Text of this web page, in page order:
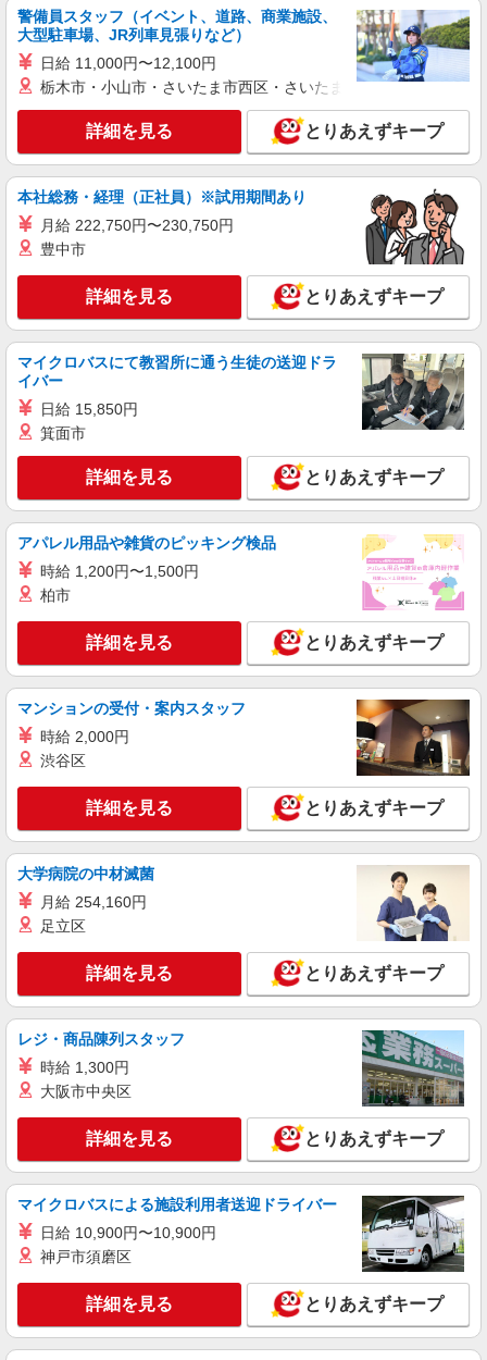
通費全支給(ガソリン代含む)＞
広島市安佐南区
キープ 詳細を見る
株式会社kotrio /●HR-H-1878357
＜デイサービス/上安駅＞面接なし！最短3日で
仕事スタート可◎
時給1450円〜1937円 ＜日払い有/週払い有/交
広島市安佐南区内に多数
キープ 詳細を見る
派遣社員
株式会社ブレイブ（マイナビグループ）/MD34
介護スタッフ ◆デイサービス、サービス付き
務先から選べます。
未経験：時給1250〜1450円（資格・経験によ
る） 経験者：時給1450〜1650円（資格・経験によ
る） ◎月収例 時給1650円×1日8時間×22日（週5
日）＝29万400円 ◆昇給あり ◆支払い方法 ※日払
い/週払い/月払い対応も可能です。詳しくは面談時
にご相談ください。 ◆交通費：別途全額支給 ※当
社規定あり
広島県広島市安佐南区 【最寄駅】 ◆各線「大
町駅」 ◆JR可部線「安芸長束駅」 ◆アストラム
ライン「大塚駅」 ★その他、近隣に多数勤務地あ
ります！
キープ 詳細を見る
株式会社kotrio /●HR-H-1880294
「支払い日に間に合ったぜ！」日払いOK＊障
がい者支援STAFF
時給1450円〜1937円 ＜日払い有/週払い有/交
キープ 詳細を見る
派遣社員
株式会社kotrio /●HR-H-1991475
上安＊グループホームSTAFF＊生活のサポー
時給1350円〜1937円 ＜日払い有/週払い有/交
通費全支給(ガソリン代含む)＞
広島市安佐南区
キープ 詳細を見る
株式会社kotrio /●HR-H-2078479
上安駅のデイサービス★残業なし♪日勤のみ◎
夜はおうち時間
時給1350円〜1937円 ＜日払い有/週払い有/交
通費全支給(ガソリン代含む)＞
キープ 詳細を見る
派遣社員
警備員スタッフ（イベント、道路、商業施設、
大型駐車場、JR列車見張りなど）
日給 11,000円〜12,100円
栃木市・小山市・さいたま市西区・さいたま市岩槻区・久喜市・
詳細を見る とりあえずキープ
本社総務・経理（正社員）※試用期間あり
月給 222,750円〜230,750円
豊中市
詳細を見る とりあえずキープ
マイクロバスにて教習所に通う生徒の送迎ドラ
イバー
日給 15,850円
箕面市
詳細を見る とりあえずキープ
アパレル用品や雑貨のピッキング検品
時給 1,200円〜1,500円
柏市
詳細を見る とりあえずキープ
マンションの受付・案内スタッフ
時給 2,000円
渋谷区
詳細を見る とりあえずキープ
大学病院の中材滅菌
月給 254,160円
足立区
詳細を見る とりあえずキープ
レジ・商品陳列スタッフ
時給 1,300円
大阪市中央区
詳細を見る とりあえずキープ
マイクロバスによる施設利用者送迎ドライバー
日給 10,900円〜10,900円
神戸市須磨区
詳細を見る とりあえずキープ